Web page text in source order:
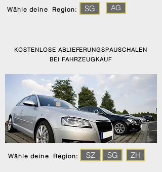
Wähle deine Region: SG AG
KOSTENLOSE ABLIEFERUNGSPAUSCHALEN
BEI FAHRZEUGKAUF
Wähle deine Region: SZ SG ZH